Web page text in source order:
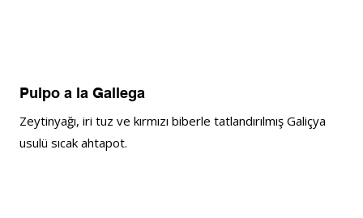
Pulpo a la Gallega
Zeytinyağı, iri tuz ve kırmızı biberle tatlandırılmış Galiçya
usulü sıcak ahtapot.